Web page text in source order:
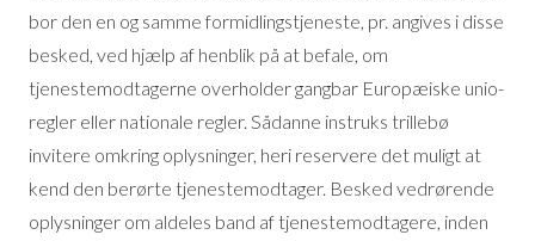
bor den en og samme formidlingstjeneste, pr. angives i disse
besked, ved hjælp af henblik på at befale, om
tjenestemodtagerne overholder gangbar Europæiske unio-
regler eller nationale regler. Sådanne instruks trillebø
invitere omkring oplysninger, heri reservere det muligt at
kend den berørte tjenestemodtager. Besked vedrørende
oplysninger om aldeles band af tjenestemodtagere, inden